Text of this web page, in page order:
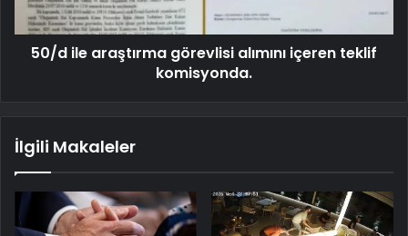
50/d ile araştırma görevlisi alımını içeren teklif
komisyonda.
İlgili Makaleler